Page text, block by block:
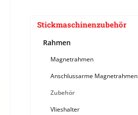
Stickmaschinenzubehör
Rahmen
Magnetrahmen
Anschlussarme Magnetrahmen
Zubehör
Vlieshalter